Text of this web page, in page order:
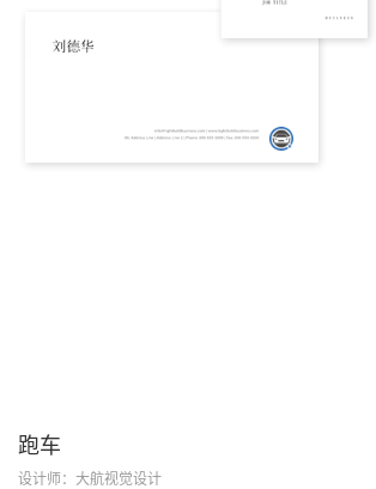
跑车
设计师：大航视觉设计